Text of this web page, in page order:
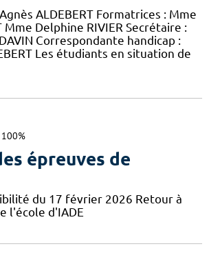
ALDEBERT Formatrices : Mme
Mme Delphine RIVIER Secrétaire :
Correspondante handicap :
Les étudiants en situation de
100%
épreuves de
du 17 février 2026 Retour à
l'école d'IADE